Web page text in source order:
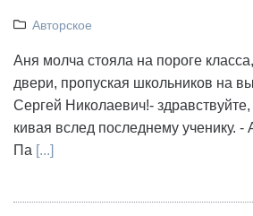
Авторское
Аня молча стояла на пороге
двери, пропуская школьников на
Сергей Николаевич!-
кивая вслед последнему ученику.
Па [...]